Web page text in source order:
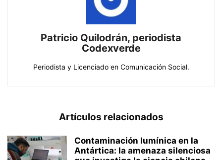
Patricio Quilodrán, periodista
Codexverde
Periodista y Licenciado en Comunicación Social.
Artículos relacionados
Contaminación lumínica en la
Antártica: la amenaza silenciosa